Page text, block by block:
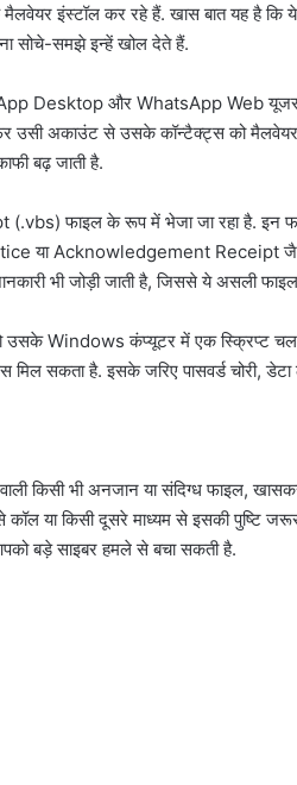
इंस्टॉल कर रहे हैं. खास बात यह है
सोचे-समझे इन्हें खोल देते हैं.
Desktop और WhatsApp Web यूजर्स
अकाउंट से उसके कॉन्टैक्ट्स को
बढ़ जाती है.
(.vbs) फाइल के रूप में भेजा जा रहा है.
Acknowledgement Receipt जैसे
भी जोड़ी जाती है, जिससे ये असली
Windows कंप्यूटर में एक स्क्रिप्ट चल
मिल सकता है. इसके जरिए पासवर्ड चोरी,
किसी भी अनजान या संदिग्ध फाइल,
कॉल या किसी दूसरे माध्यम से इसकी
बड़े साइबर हमले से बचा सकती है.